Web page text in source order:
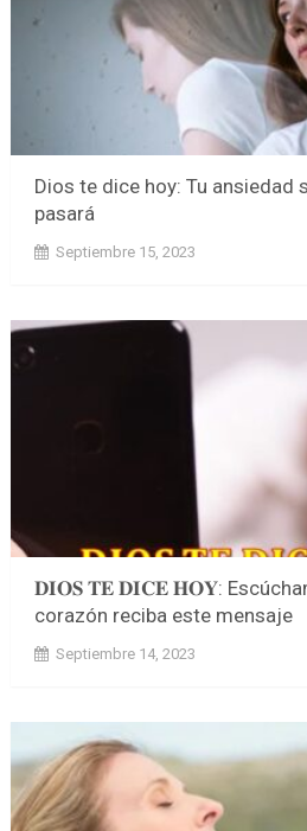
Dios te dice hoy: Tu ansiedad
pasará
Septiembre 15, 2023
𝐃𝐈𝐎𝐒 𝐓𝐄 𝐃𝐈𝐂𝐄 𝐇𝐎𝐘:
corazón reciba este mensaje
Septiembre 14, 2023